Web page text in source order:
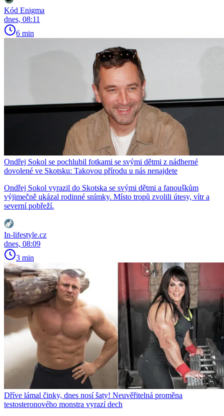
Kód Enigma
dnes, 08:11
6 min
Ondřej Sokol se pochlubil fotkami se svými dětmi z nádherné
dovolené ve Skotsku: Takovou přírodu u nás nenajdete
Ondřej Sokol vyrazil do Skotska se svými dětmi a fanouškům
výjimečně ukázal rodinné snímky. Místo tropů zvolili útesy, vítr a
severní pobřeží.
In-lifestyle.cz
dnes, 08:09
3 min
Dříve lámal činky, dnes nosí šaty! Neuvěřitelná proměna
testosteronového monstra vyrazí dech